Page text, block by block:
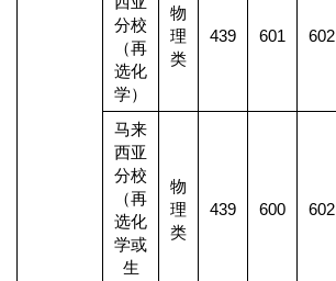
分校
（再
选化
学）
物
理
类
439 601 602
马来
西亚
分校
（再
选化
学或
生
物
理
类
439 600 602